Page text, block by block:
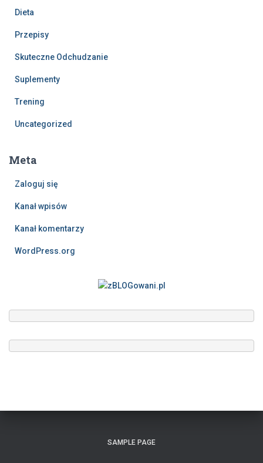
Dieta
Przepisy
Skuteczne Odchudzanie
Suplementy
Trening
Uncategorized
Meta
Zaloguj się
Kanał wpisów
Kanał komentarzy
WordPress.org
SAMPLE PAGE